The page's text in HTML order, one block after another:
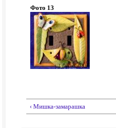
Фото 13
‹ Мишка-замарашка